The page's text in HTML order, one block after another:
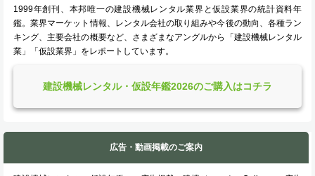
1999年創刊、本邦唯一の建設機械レンタル業界と仮設業界の統計資料年
鑑。業界マーケット情報、レンタル会社の取り組みや今後の動向、各種ラン
キング、主要会社の概要など、さまざまなアングルから「建設機械レンタル
業」「仮設業界」をレポートしています。
建設機械レンタル・仮設年鑑2026のご購入はコチラ
広告・動画掲載のご案内